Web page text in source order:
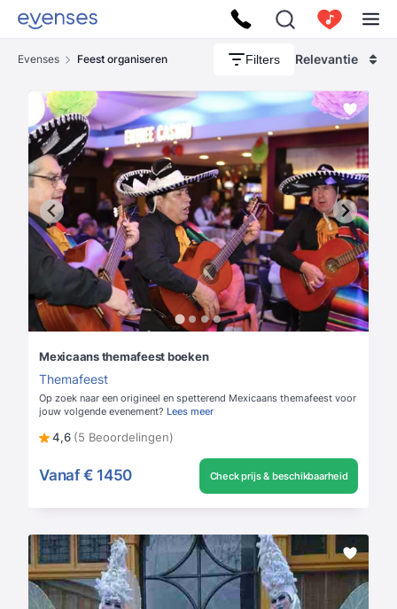
Evenses Feest organiseren Filters Relevantie
Mexicaans themafeest boeken
Themafeest
Op zoek naar een origineel en spetterend Mexicaans themafeest voor
jouw volgende evenement? Lees meer
4,6 (5 Beoordelingen)
Vanaf € 1450 Check prijs & beschikbaarheid